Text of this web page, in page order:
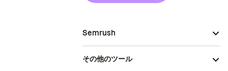
Semrush
その他のツール